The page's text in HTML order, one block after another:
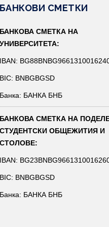
БАНКОВИ СМЕТКИ
БАНКОВА СМЕТКА НА
УНИВЕРСИТЕТА:
IBAN:
BIC: BNBGBGSD
Банка: БАНКА БНБ
БАНКОВА СМЕТКА НА
СТУДЕНТСКИ ОБЩЕЖИТИЯ И
СТОЛОВЕ:
IBAN:
BIC: BNBGBGSD
Банка: БАНКА БНБ